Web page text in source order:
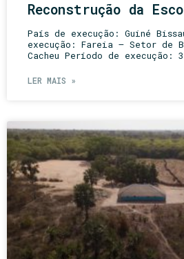
Reconstrução da
País de execução: Guiné
execução: Fareia – Setor de
Cacheu Período de execução:
LER MAIS »